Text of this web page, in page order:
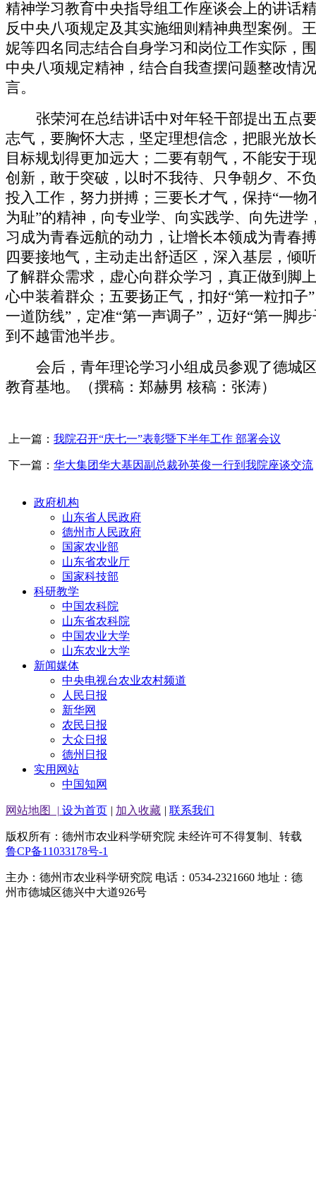
精神学习教育中央指导组工作座谈会上的讲话
反中央八项规定及其实施细则精神典型案例。
妮等四名同志结合自身学习和岗位工作实际，
中央八项规定精神，结合自我查摆问题整改情
言。
张荣河在总结讲话中对年轻干部提出五点
志气，要胸怀大志，坚定理想信念，把眼光放
目标规划得更加远大；二要有朝气，不能安于
创新，敢于突破，以时不我待、只争朝夕、不
投入工作，努力拼搏；三要长才气，保持“一物
为耻”的精神，向专业学、向实践学、向先进学
习成为青春远航的动力，让增长本领成为青春
四要接地气，主动走出舒适区，深入基层，倾
了解群众需求，虚心向群众学习，真正做到脚
心中装着群众；五要扬正气，扣好“第一粒扣子
一道防线”，定准“第一声调子”，迈好“第一脚
到不越雷池半步。
会后，青年理论学习小组成员参观了德城
教育基地。（撰稿：郑赫男 核稿：张涛）
上一篇： 我院召开“庆七一”表彰暨下半年工作 部署会议
下一篇： 华大集团华大基因副总裁孙英俊一行到我院座谈交流
政府机构
山东省人民政府
德州市人民政府
国家农业部
山东省农业厅
国家科技部
科研教学
中国农科院
山东省农科院
中国农业大学
山东农业大学
新闻媒体
中央电视台农业农村频道
人民日报
新华网
农民日报
大众日报
德州日报
实用网站
中国知网
网站地图 | 设为首页 | 加入收藏 | 联系我们
版权所有：德州市农业科学研究院 未经许可不得复制、转载
鲁CP备11033178号-1
主办：德州市农业科学研究院 电话：0534-2321660 地址：德
州市德城区德兴中大道926号